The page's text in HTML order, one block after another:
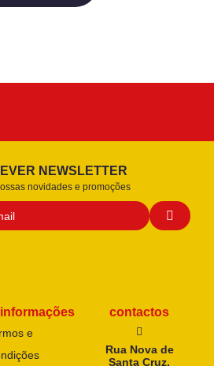
NEWSLETTER
novidades e promoções
informações
e
contactos
Rua Nova de
Santa Cruz,